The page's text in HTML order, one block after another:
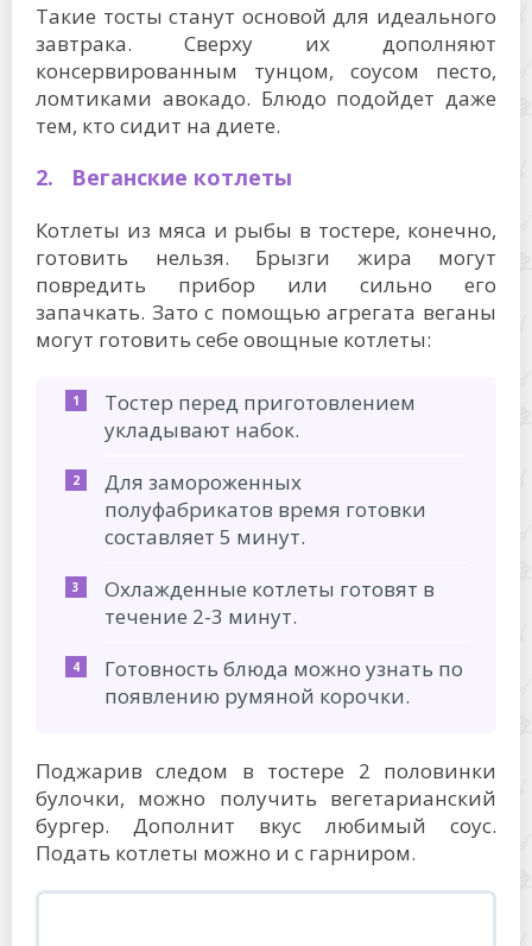
Такие тосты станут основой для идеального
завтрака. Сверху их дополняют
консервированным тунцом, соусом песто,
ломтиками авокадо. Блюдо подойдет даже
тем, кто сидит на диете.
2. Веганские котлеты
Котлеты из мяса и рыбы в тостере, конечно,
готовить нельзя. Брызги жира могут
повредить прибор или сильно его
запачкать. Зато с помощью агрегата веганы
могут готовить себе овощные котлеты:
Тостер перед приготовлением
укладывают набок.
Для замороженных
полуфабрикатов время готовки
составляет 5 минут.
Охлажденные котлеты готовят в
течение 2-3 минут.
Готовность блюда можно узнать по
появлению румяной корочки.
Поджарив следом в тостере 2 половинки
булочки, можно получить вегетарианский
бургер. Дополнит вкус любимый соус.
Подать котлеты можно и с гарниром.